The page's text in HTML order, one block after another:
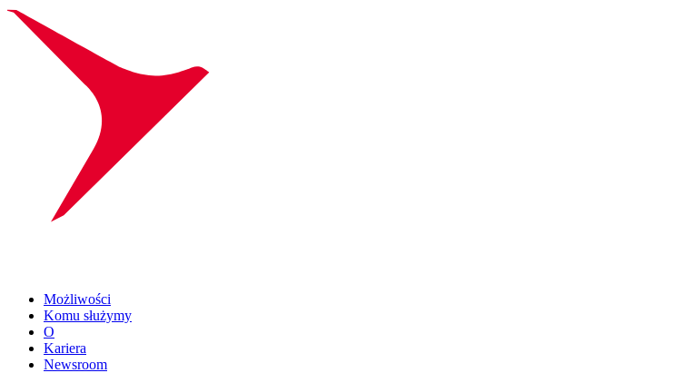
Możliwości
Komu służymy
O
Kariera
Newsroom